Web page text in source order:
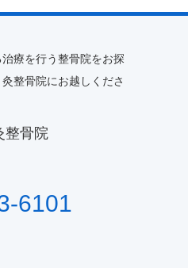
療を行う整骨院をお探
整骨院にお越しくださ
整骨院
6101